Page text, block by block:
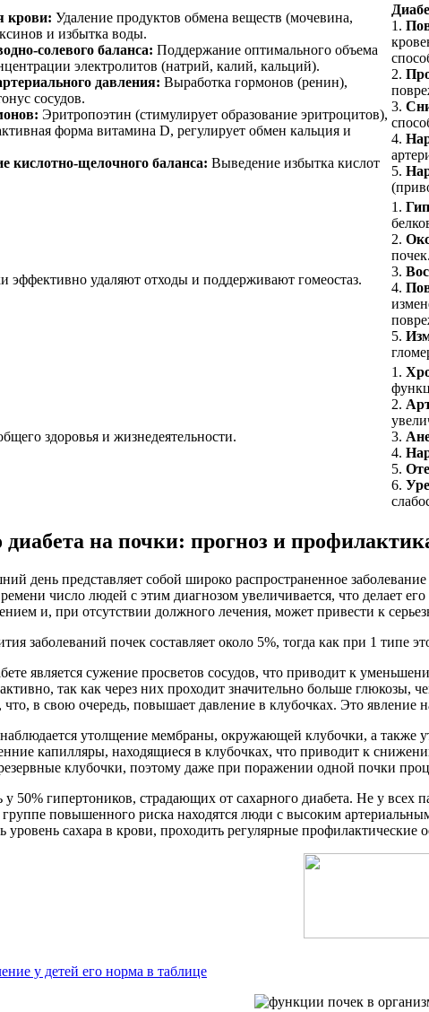
крови: Удаление продуктов обмена веществ (мочевина,
и избытка воды.
солевого баланса: Поддержание оптимального объема
электролитов (натрий, калий, кальций).
давления: Выработка гормонов (ренин),
сосудов.
Эритропоэтин (стимулирует образование эритроцитов),
форма витамина D, регулирует обмен кальция и
кислотно-щелочного баланса: Выведение избытка кислот
1.
2.
3.
4.
5.
эффективно удаляют отходы и поддерживают гомеостаз.
1.
2.
почек.
3.
4.
5.
здоровья и жизнедеятельности.
1.
2.
3.
4.
5.
6.
диабета на почки: прогноз и
день представляет собой широко распространенное
число людей с этим диагнозом увеличивается, что делает
и, при отсутствии должного лечения, может привести к
заболеваний почек составляет около 5%, тогда как при 1 типе
является сужение просветов сосудов, что приводит к
так как через них проходит значительно больше глюкозы,
в свою очередь, повышает давление в клубочках. Это явление
наблюдается утолщение мембраны, окружающей клубочки, а
капилляры, находящиеся в клубочках, что приводит к
клубочки, поэтому даже при поражении одной почки
50% гипертоников, страдающих от сахарного диабета. Не у всех
повышенного риска находятся люди с высоким
уровень сахара в крови, проходить регулярные
у детей его норма в таблице